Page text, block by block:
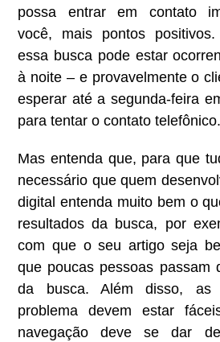
possa entrar em contato
você, mais pontos
essa busca pode estar
à noite – e provavelmente o
esperar até a segunda-feira
para tentar o contato telefônico.
Mas entenda que, para que
necessário que quem
digital entenda muito bem o
resultados da busca, por
com que o seu artigo seja
que poucas pessoas passam
da busca. Além disso, as
problema devem estar
navegação deve se dar